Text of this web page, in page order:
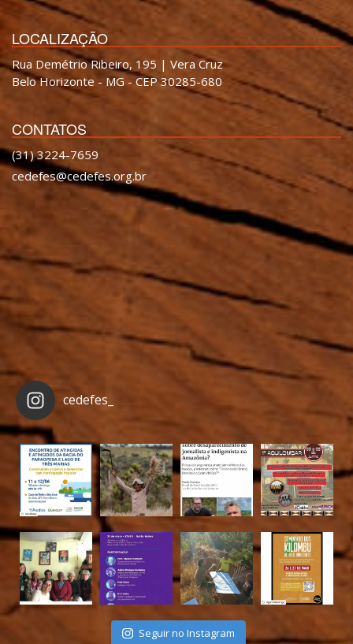
LOCALIZAÇÃO
Rua Demétrio Ribeiro, 195 | Vera Cruz
Belo Horizonte - MG - CEP 30285-680
CONTATOS
(31) 3224-7659
cedefes@cedefes.org.br
cedefes_
Seguir no Instagram